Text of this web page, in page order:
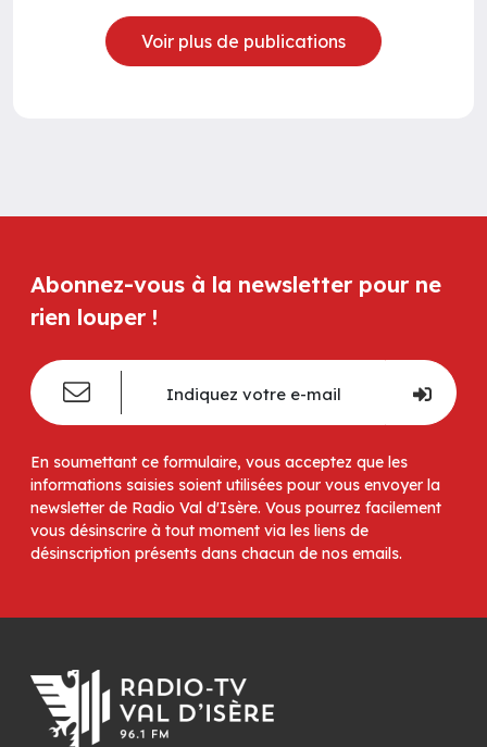
Voir plus de publications
Abonnez-vous à la newsletter pour ne
rien louper !
En soumettant ce formulaire, vous acceptez que les
informations saisies soient utilisées pour vous envoyer la
newsletter de Radio Val d'Isère. Vous pourrez facilement
vous désinscrire à tout moment via les liens de
désinscription présents dans chacun de nos emails.